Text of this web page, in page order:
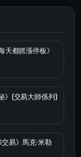
天都抓漲停板》
》(交易大師係列)
易》馬克·米勒